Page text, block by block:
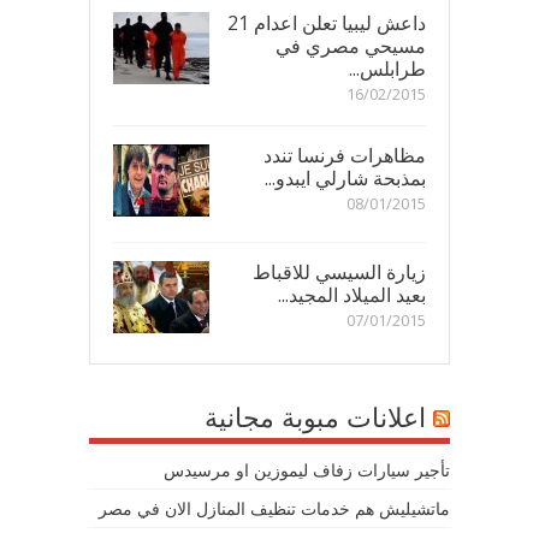
داعش ليبيا تعلن اعدام 21
مسيحي مصري في
طرابلس...
16/02/2015
مظاهرات فرنسا تندد
بمذبحة شارلي ايبدو...
08/01/2015
زيارة السيسي للاقباط
بعيد الميلاد المجيد...
07/01/2015
اعلانات مبوبة مجانية
تأجير سيارات زفاف ليموزين او مرسيدس
ماتشيليش هم خدمات تنظيف المنازل الان في مصر